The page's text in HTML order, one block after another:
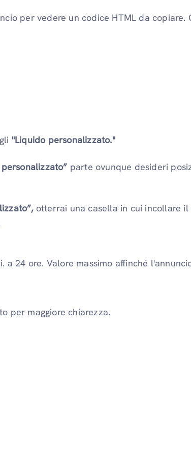
per vedere un codice HTML da copiare.
"Liquido personalizzato."
parte ovunque desideri
otterrai una casella in cui incollare il
a 24 ore. Valore massimo affinché
per maggiore chiarezza.